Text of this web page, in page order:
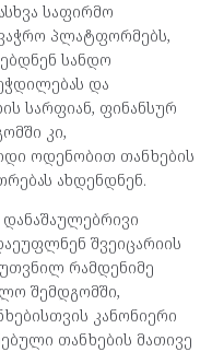
საფირმო
პლატფორმებს,
სანდო
და
სარფიან, ფინანსურ
კი,
ოდენობით თანხების
ახდენდნენ.
შვეიცარიის
რამდენიმე
შემდგომში,
კანონიერი
თანხების მათივე